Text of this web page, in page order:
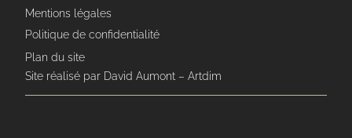
Mentions légales
Politique de confidentialité
Plan du site
Site réalisé par David Aumont – Artdim